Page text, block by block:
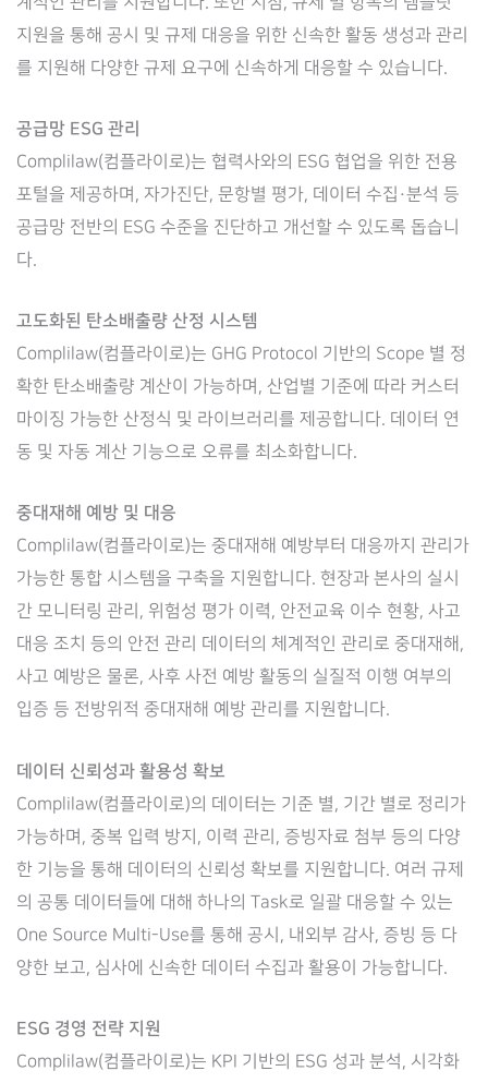
지원을 통해 공시 및 규제 대응을 위한 신속한 활동 생성과 관리
를 지원해 다양한 규제 요구에 신속하게 대응할 수 있습니다.
공급망 ESG 관리
Complilaw(컴플라이로)는 협력사와의 ESG 협업을 위한 전용
포털을 제공하며, 자가진단, 문항별 평가, 데이터 수집·분석 등
공급망 전반의 ESG 수준을 진단하고 개선할 수 있도록 돕습니
다.
고도화된 탄소배출량 산정 시스템
Complilaw(컴플라이로)는 GHG Protocol 기반의 Scope 별 정
확한 탄소배출량 계산이 가능하며, 산업별 기준에 따라 커스터
마이징 가능한 산정식 및 라이브러리를 제공합니다. 데이터 연
동 및 자동 계산 기능으로 오류를 최소화합니다.
중대재해 예방 및 대응
Complilaw(컴플라이로)는 중대재해 예방부터 대응까지 관리가
가능한 통합 시스템을 구축을 지원합니다. 현장과 본사의 실시
간 모니터링 관리, 위험성 평가 이력, 안전교육 이수 현황, 사고
대응 조치 등의 안전 관리 데이터의 체계적인 관리로 중대재해,
사고 예방은 물론, 사후 사전 예방 활동의 실질적 이행 여부의
입증 등 전방위적 중대재해 예방 관리를 지원합니다.
데이터 신뢰성과 활용성 확보
Complilaw(컴플라이로)의 데이터는 기준 별, 기간 별로 정리가
가능하며, 중복 입력 방지, 이력 관리, 증빙자료 첨부 등의 다양
한 기능을 통해 데이터의 신뢰성 확보를 지원합니다. 여러 규제
의 공통 데이터들에 대해 하나의 Task로 일괄 대응할 수 있는
One Source Multi-Use를 통해 공시, 내외부 감사, 증빙 등 다
양한 보고, 심사에 신속한 데이터 수집과 활용이 가능합니다.
ESG 경영 전략 지원
Complilaw(컴플라이로)는 KPI 기반의 ESG 성과 분석, 시각화